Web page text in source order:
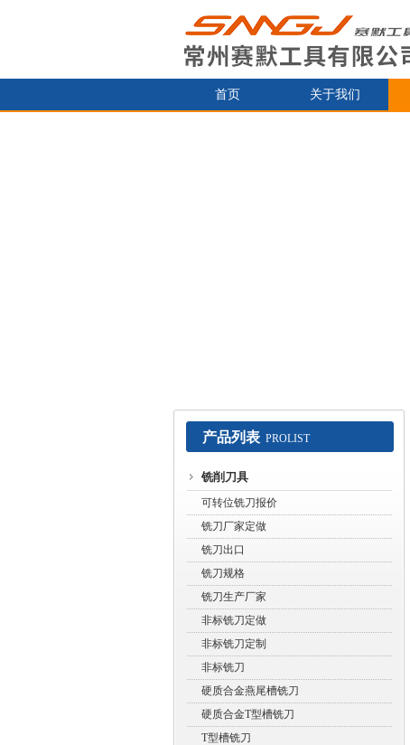
常州赛默工具有限公司
首页 关于我们
产品列表 PROLIST
铣削刀具
可转位铣刀报价
铣刀厂家定做
铣刀出口
铣刀规格
铣刀生产厂家
非标铣刀定做
非标铣刀定制
非标铣刀
硬质合金燕尾槽铣刀
硬质合金T型槽铣刀
T型槽铣刀